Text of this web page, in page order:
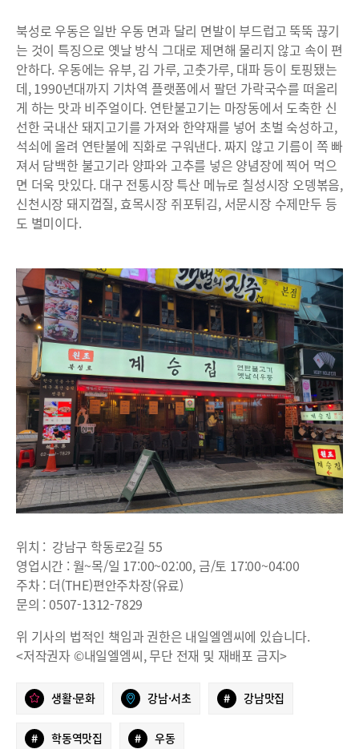
북성로 우동은 일반 우동 면과 달리 면발이 부드럽고 뚝뚝 끊기
는 것이 특징으로 옛날 방식 그대로 제면해 물리지 않고 속이 편
안하다. 우동에는 유부, 김 가루, 고춧가루, 대파 등이 토핑됐는
데, 1990년대까지 기차역 플랫폼에서 팔던 가락국수를 떠올리
게 하는 맛과 비주얼이다. 연탄불고기는 마장동에서 도축한 신
선한 국내산 돼지고기를 가져와 한약재를 넣어 초벌 숙성하고,
석쇠에 올려 연탄불에 직화로 구워낸다. 짜지 않고 기름이 쪽 빠
져서 담백한 불고기라 양파와 고추를 넣은 양념장에 찍어 먹으
면 더욱 맛있다. 대구 전통시장 특산 메뉴로 칠성시장 오뎅볶음,
신천시장 돼지껍질, 효목시장 쥐포튀김, 서문시장 수제만두 등
도 별미이다.
위치 : 강남구 학동로2길 55
영업시간 : 월~목/일 17:00~02:00, 금/토 17:00~04:00
주차 : 더(THE)편안주차장(유료)
문의 : 0507-1312-7829
위 기사의 법적인 책임과 권한은 내일엘엠씨에 있습니다.
<저작권자 ©내일엘엠씨, 무단 전재 및 재배포 금지>
생활·문화 강남·서초 # 강남맛집
# 학동역맛집 # 우동